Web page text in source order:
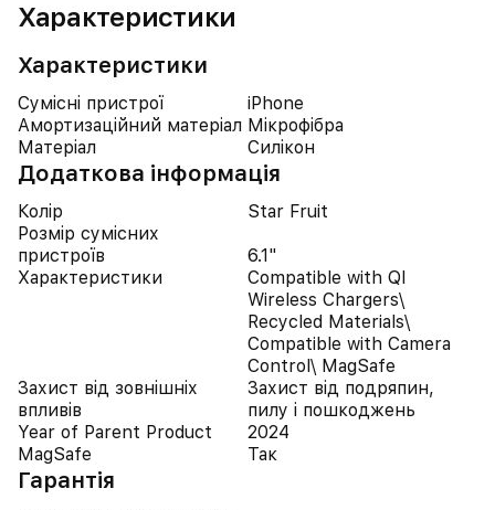
Характеристики
Характеристики
Сумісні пристрої
iPhone
Амортизаційний матеріал Мікрофібра
Матеріал
Силікон
Додаткова інформація
Колір
Star Fruit
Розмір сумісних
пристроїв
6.1"
Характеристики
Compatible with QI
Wireless Chargers\
Recycled Materials\
Compatible with Camera
Control\ MagSafe
Захист від зовнішніх
впливів
Захист від подряпин,
пилу і пошкоджень
Year of Parent Product
2024
MagSafe
Так
Гарантія